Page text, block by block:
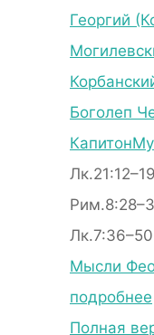
Георгий
Боголеп
Капитон
Лк.7:36–50
Мысли
подробнее
Полная